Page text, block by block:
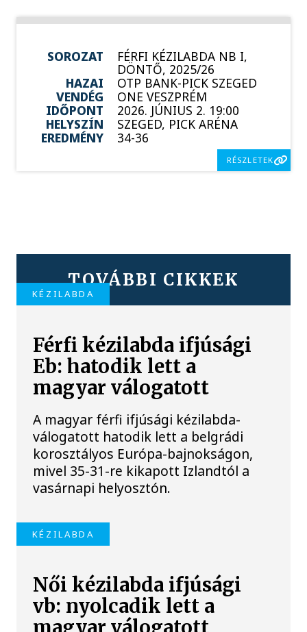
SOROZAT FÉRFI KÉZILABDA NB I,
DÖNTŐ, 2025/26
HAZAI
OTP BANK-PICK SZEGED
VENDÉG
ONE VESZPRÉM
IDŐPONT
2026. JÚNIUS 2. 19:00
HELYSZÍN
SZEGED, PICK ARÉNA
EREDMÉNY
34-36
RÉSZLETEK
TOVÁBBI CIKKEK
KÉZILABDA
Férfi kézilabda ifjúsági
Eb: hatodik lett a
magyar válogatott
A magyar férfi ifjúsági kézilabda-
válogatott hatodik lett a belgrádi
korosztályos Európa-bajnokságon,
mivel 35-31-re kikapott Izlandtól a
vasárnapi helyosztón.
KÉZILABDA
Női kézilabda ifjúsági
vb: nyolcadik lett a